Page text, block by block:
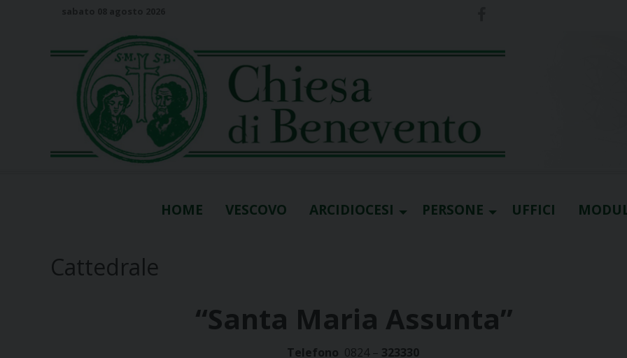
HOME VESCOVO ARCIDIOCESI PERSONE UFFICI
Cattedrale
“Santa Maria Assunta”
Telefono 0824 – 323330